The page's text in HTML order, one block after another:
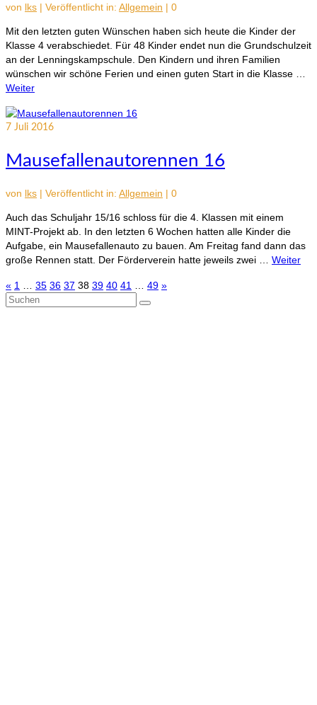
von lks | Veröffentlicht in: Allgemein | 0
Mit den letzten guten Wünschen haben sich heute die Kinder der
Klasse 4 verabschiedet. Für 48 Kinder endet nun die Grundschulzeit
an der Lenningskampschule. Den Kindern und ihren Familien
wünschen wir schöne Ferien und einen guten Start in die Klasse …
Weiter
7 Juli 2016
Mausefallenautorennen 16
von lks | Veröffentlicht in: Allgemein | 0
Auch das Schuljahr 15/16 schloss für die 4. Klassen mit einem
MINT-Projekt ab. In den letzten 6 Wochen hatten alle Kinder die
Aufgabe, ein Mausefallenauto zu bauen. Am Freitag fand dann das
große Rennen statt. Der Förderverein hatte jeweils zwei … Weiter
Seitennummerierung
der
« 1 … 35 36 37 38 39 40 41 … 49 »
Suchen